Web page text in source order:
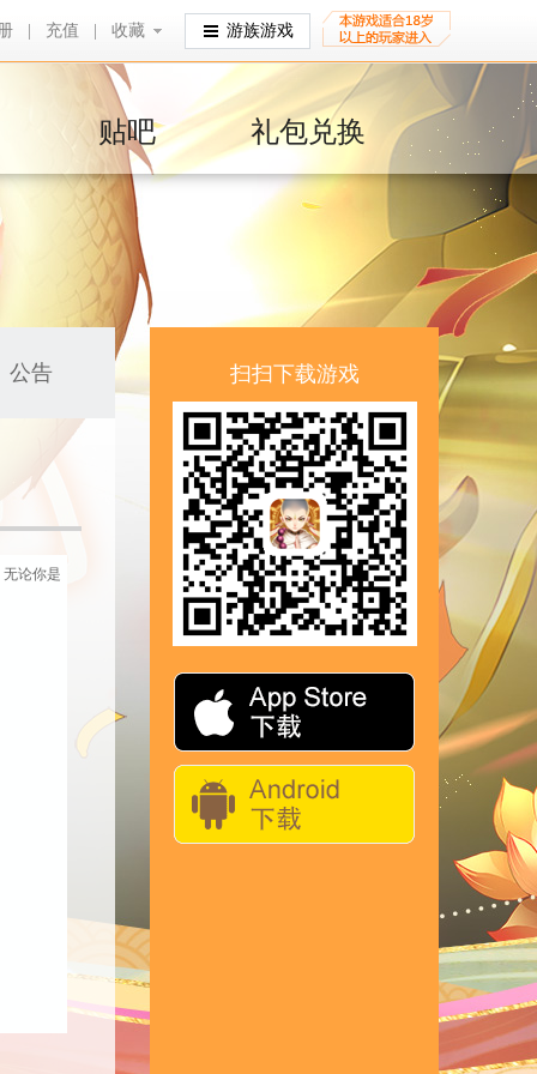
充值 收藏
收藏 游族游戏
贴吧 礼包兑换
公告
无论你是
扫扫下载游戏